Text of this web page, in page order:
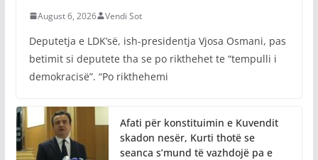
August 6, 2026 Vendi Sot
Deputetja e LDK’së, ish-presidentja Vjosa Osmani, pas
betimit si deputete tha se po rikthehet te “tempulli i
demokracisë”. “Po rikthehemi
Afati për konstituimin e Kuvendit
skadon nesër, Kurti thotë se
seanca s’mund të vazhdojë pa e